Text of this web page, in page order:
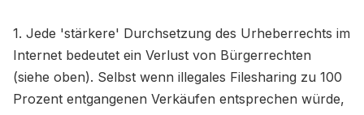
1. Jede 'stärkere' Durchsetzung des Urheberrechts im
Internet bedeutet ein Verlust von Bürgerrechten
(siehe oben). Selbst wenn illegales Filesharing zu 100
Prozent entgangenen Verkäufen entsprechen würde,